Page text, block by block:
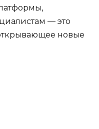
— это
новые